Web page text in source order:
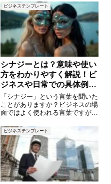
ため、目上の人やビジネスシーン
では少し使いづらいと感じる方も
いるのではないでしょうか。本記
事では、「どういたしまして」の
ビジネステンプレート
シナジーとは？意味や使い
方をわかりやすく解説！ビ
ジネスや日常での具体例も
紹介
「シナジー」という言葉を聞いた
ことがありますか？ビジネスの場
面ではよく使われる言葉ですが、
いない方も多いかもしれません。
シナジーは、簡単に言えば「相乗
効果」を意味します。しかし、単
なる協力とは異なり、個々の要素
ビジネステンプレート